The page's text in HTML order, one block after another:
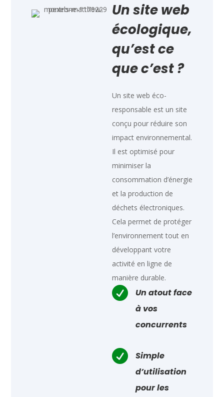
Un site web
écologique,
qu’est ce
que c’est ?
Un site web éco-
responsable est un site
conçu pour réduire son
impact environnemental.
Il est optimisé pour
minimiser la
consommation d’énergie
et la production de
déchets électroniques.
Cela permet de protéger
l’environnement tout en
développant votre
activité en ligne de
manière durable.

Un atout face
à vos
concurrents

Simple
d’utilisation
pour les